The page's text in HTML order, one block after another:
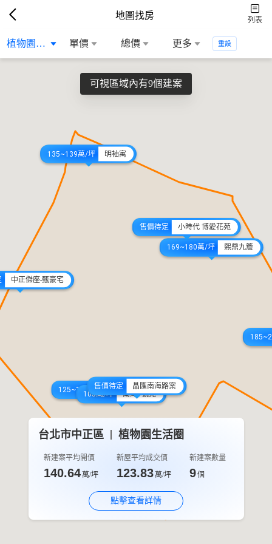
地圖找房 列表
植物園生活圈 單價 總價 更多 重設
135~139萬/坪 明袖寓
中正傑座-甄豪宅
125~135萬/坪 南海敘
105萬/坪 南海1號苑
169~180萬/坪 熙鼎九簷
售價待定 小時代 博愛花苑
售價待定 晶匯南海路案
台北市中正區 植物園生活圈
新建案平均開價
140.64萬/坪
新屋平均成交價
123.83萬/坪
新建案數量
9個
點擊查看詳情
可視區域內有9個建案